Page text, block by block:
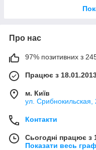
Про нас
97% позитивних з 245
Працює з
м. Київ
ул. Срибнокильская,
Контакти
Сьогодні працює з
Показати весь